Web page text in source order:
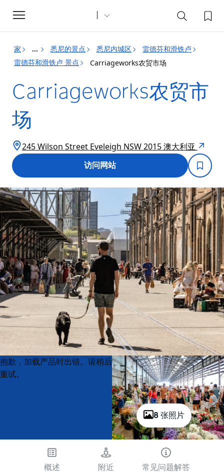
Toggle
navigation
家 ... 悉尼的景点 悉尼内城区
雷德芬和滑铁卢
雷德芬和滑铁卢 景点
Carriageworks农贸市场
Carriageworks农贸市
场
245 Wilson Street Eveleigh NSW 2015 澳大利亚
访问网站
8 张照片
Product
List
Product
List
抱歉，加载产品时出错。请稍后
重试。
概述 附近 常见问题解答